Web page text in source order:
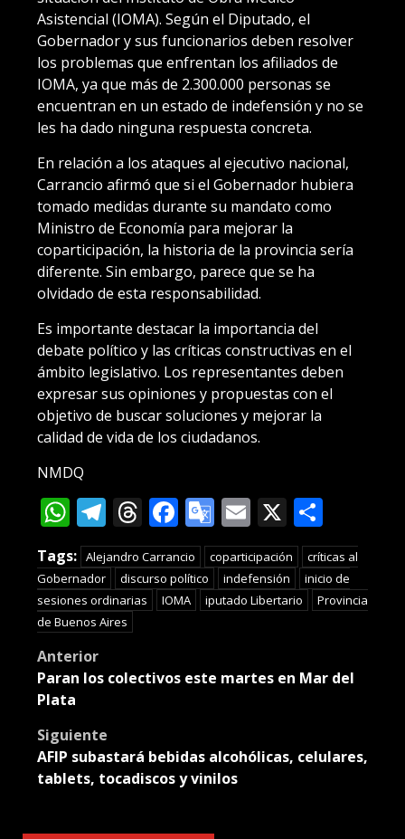
Asistencial (IOMA). Según el Diputado, el
Gobernador y sus funcionarios deben resolver
los problemas que enfrentan los afiliados de
IOMA, ya que más de 2.300.000 personas se
encuentran en un estado de indefensión y no se
les ha dado ninguna respuesta concreta.
En relación a los ataques al ejecutivo nacional,
Carrancio afirmó que si el Gobernador hubiera
tomado medidas durante su mandato como
Ministro de Economía para mejorar la
coparticipación, la historia de la provincia sería
diferente. Sin embargo, parece que se ha
olvidado de esta responsabilidad.
Es importante destacar la importancia del
debate político y las críticas constructivas en el
ámbito legislativo. Los representantes deben
expresar sus opiniones y propuestas con el
objetivo de buscar soluciones y mejorar la
calidad de vida de los ciudadanos.
NMDQ
WhatsApp
Telegram
Threads
Facebook
Google
Translate
Email
X
Tags: Alejandro Carrancio coparticipación
críticas al
Gobernador
discurso político indefensión
inicio de
sesiones ordinarias
IOMA iputado Libertario
Provincia
de Buenos Aires
Post
navigation
Anterior
Paran los colectivos este martes en Mar del
Plata
Siguiente
AFIP subastará bebidas alcohólicas, celulares,
tablets, tocadiscos y vinilos